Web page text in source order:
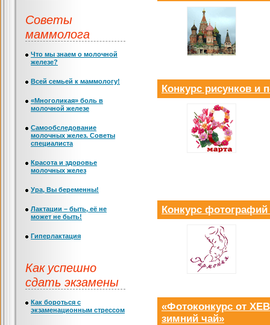
Конкурс рисунков и
Конкурс
«Фотоконкурс от
зимний чай»
Советы
маммолога
Что мы знаем о молочной
железе?
Всей семьей к маммологу!
«Многоликая» боль в
молочной железе
Самообследование
молочных желез. Советы
специалиста
Красота и здоровье
молочных желез
Ура, Вы беременны!
Лактации – быть, её не
может не быть!
Гиперлактация
Как успешно
сдать экзамены
Как бороться с
экзаменационным стрессом